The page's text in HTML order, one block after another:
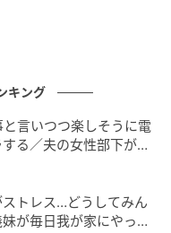
キング
言いつつ楽しそうに電
る／夫の女性部下が気
トレス…どうしてみん
が毎日我が家にやって